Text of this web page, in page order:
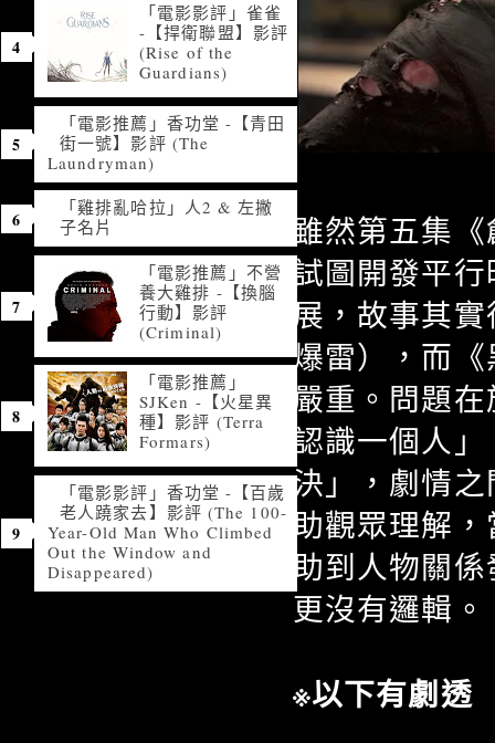
雖然第五集
試圖開發平
展，故事其
爆雷），而
嚴重。問題
認識一個人
決」，劇情
助觀眾理解
助到人物關
更沒有邏輯。
※以下有劇透
「電影影評」雀雀
-【捍衛聯盟】影評
(Rise of the
Guardians)
「電影推薦」香功堂 -【青田
街一號】影評 (The
Laundryman)
「雞排亂哈拉」人2 & 左撇
子名片
「電影推薦」不營
養大雞排 -【換腦
行動】影評
(Criminal)
「電影推薦」
SJKen -【火星異
種】影評 (Terra
Formars)
「電影影評」香功堂 -【百歲
老人蹺家去】影評 (The 100-
Year-Old Man Who Climbed
Out the Window and
Disappeared)